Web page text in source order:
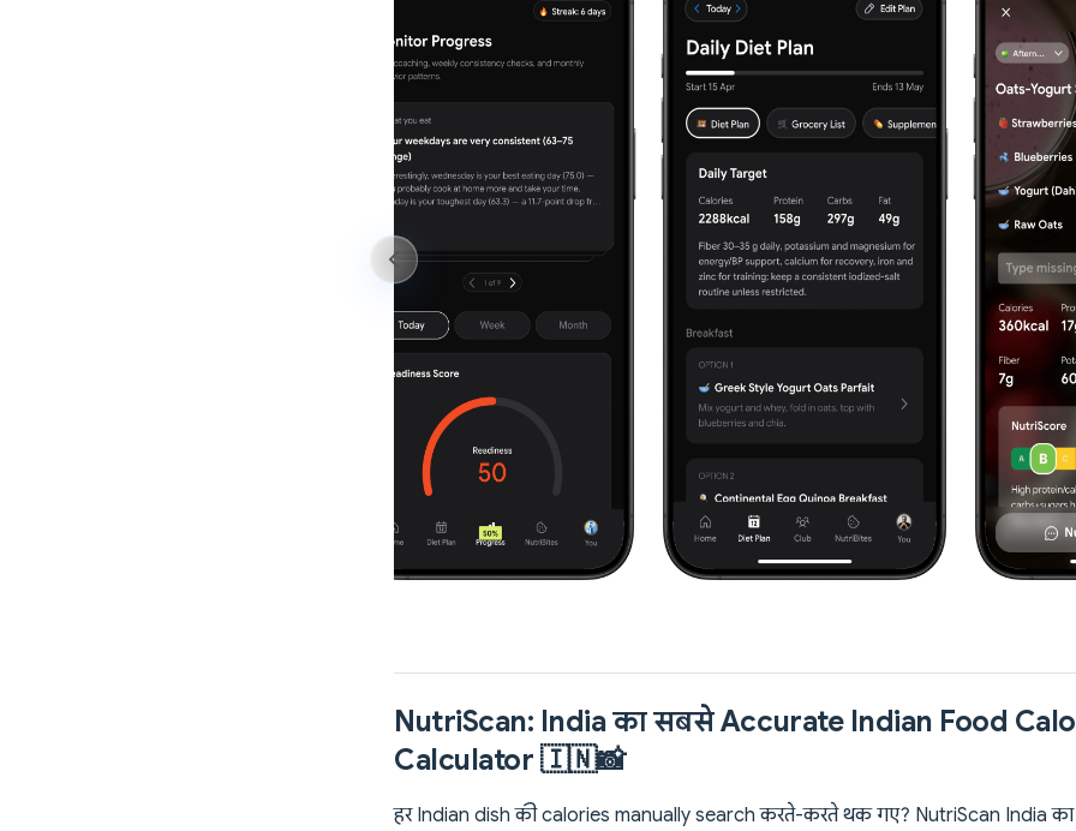
NutriScan: India का सबसे Accurate Indian Food
Calculator 🇮🇳📸
हर Indian dish की calories manually search करते-करते थक गए? NutriScan India